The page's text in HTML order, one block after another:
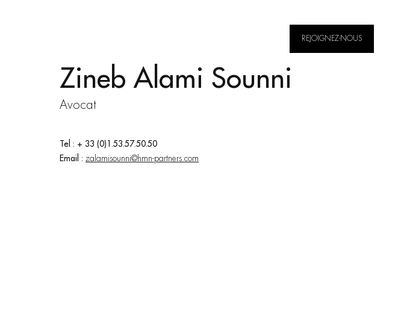
REJOIGNEZ-NOUS
Zineb Alami Sounni
Avocat
Tel : + 33 (0)1.53.57.50.50
Email : zalamisounni@hmn-partners.com